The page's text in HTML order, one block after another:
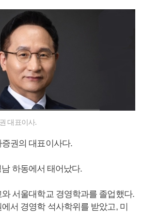
대표이사.
권의 대표이사다.
하동에서 태어났다.
서울대학교 경영학과를 졸업했다.
서 경영학 석사학위를 받았고, 미